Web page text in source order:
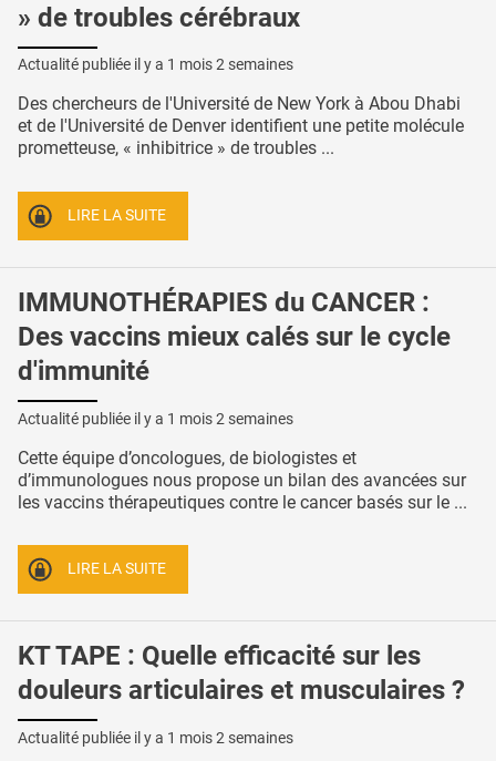
» de troubles cérébraux
Actualité publiée il y a 1 mois 2 semaines
Des chercheurs de l'Université de New York à Abou Dhabi
et de l'Université de Denver identifient une petite molécule
prometteuse, « inhibitrice » de troubles ...
LIRE LA SUITE
IMMUNOTHÉRAPIES du CANCER :
Des vaccins mieux calés sur le cycle
d'immunité
Actualité publiée il y a 1 mois 2 semaines
Cette équipe d’oncologues, de biologistes et
d’immunologues nous propose un bilan des avancées sur
les vaccins thérapeutiques contre le cancer basés sur le ...
LIRE LA SUITE
KT TAPE : Quelle efficacité sur les
douleurs articulaires et musculaires ?
Actualité publiée il y a 1 mois 2 semaines